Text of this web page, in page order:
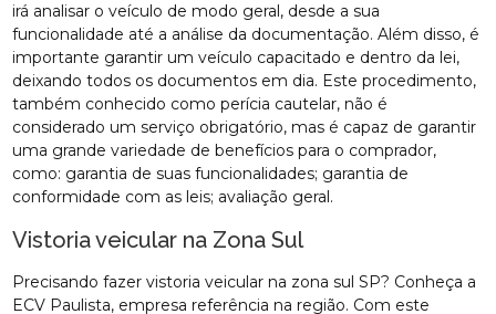
irá analisar o veículo de modo geral, desde a sua
funcionalidade até a análise da documentação. Além disso, é
importante garantir um veículo capacitado e dentro da lei,
deixando todos os documentos em dia. Este procedimento,
também conhecido como perícia cautelar, não é
considerado um serviço obrigatório, mas é capaz de garantir
uma grande variedade de benefícios para o comprador,
como: garantia de suas funcionalidades; garantia de
conformidade com as leis; avaliação geral.
Vistoria veicular na Zona Sul
Precisando fazer vistoria veicular na zona sul SP? Conheça a
ECV Paulista, empresa referência na região. Com este